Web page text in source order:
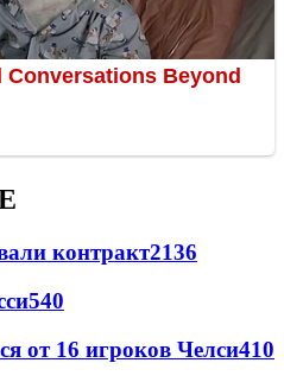
контракт2136
540
от 16 игроков Челси410